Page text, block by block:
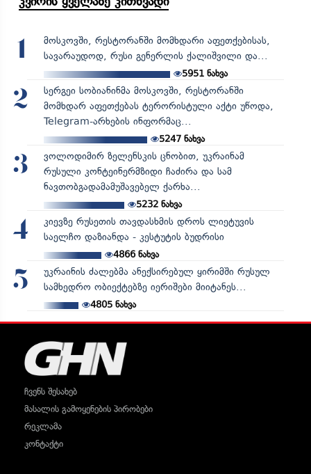
1
მოსკოვში, რესტორანში მომხდარი აფეთქებისას,
სავარაუდოდ, რუსი გენერლის ქალიშვილი და...
5951 ნახვა
2
სერგეი სობიანინმა მოსკოვში, რესტორანში
მომხდარ აფეთქებას ტერორისტული აქტი უწოდა,
Telegram-არხების ინფორმაც...
5247ნახვა
3
ვოლოდიმირ ზელენსკის ცნობით, უკრაინამ
რუსული კონტეინერმზიდი ჩაძირა და სამ
ნავთობგადამამუშავებელ ქარხა...
5232ნახვა
4
კიევზე რუსეთის თავდასხმის დროს ლიეტუვის
საელჩო დაზიანდა - კესტუტის ბუდრისი
4866ნახვა
5
უკრაინის ძალებმა ანექსირებულ ყირიმში რუსულ
სამხედრო ობიექტებზე იერიშები მიიტანეს...
4805ნახვა
ჩვენს შესახებ
მასალის გამოყენების პირობები
რეკლამა
კონტაქტი